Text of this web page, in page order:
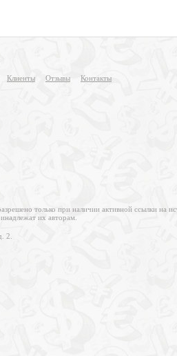
Клиенты Отзывы Контакты
только при наличии активной ссылки на
их авторам.
2.